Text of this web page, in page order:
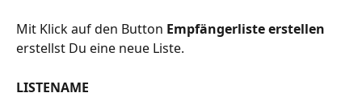
Mit Klick auf den Button Empfängerliste erstellen
erstellst Du eine neue Liste.
LISTENAME